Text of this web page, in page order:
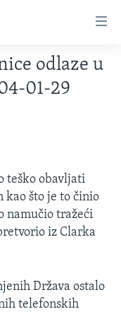
odlaze u
01-29
teško obavljati
kao što je to činio
namučio tražeći
iz Clarka
Država ostalo
telefonskih